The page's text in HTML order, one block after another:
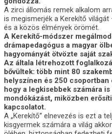
A zirci állomás remek alkalom
is megismerjék a Kerekítő
és a közös élmények örömét.
A Kerekítő-módszer
drámapedagógus a magyar
hagyományát ötvözte saját
Az általa létrehozott
bővültek: több mint 80
helyszínen és 250 csoportban
hogy a legkisebbek számára
mondókázást, miközben
kapcsolatot.
A „Kerekítő” elnevezés is ezt a
kisgyermek számára a világ